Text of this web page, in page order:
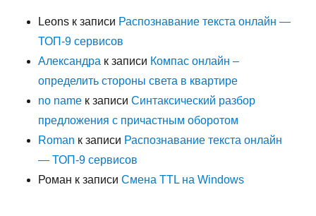
Leons к записи Распознавание текста онлайн —
ТОП-9 сервисов
Александра к записи Компас онлайн –
определить стороны света в квартире
no name к записиСинтаксический разбор
предложения с причастным оборотом
Roman к записи Распознавание текста онлайн
— ТОП-9 сервисов
Роман к записиСмена TTL на Windows